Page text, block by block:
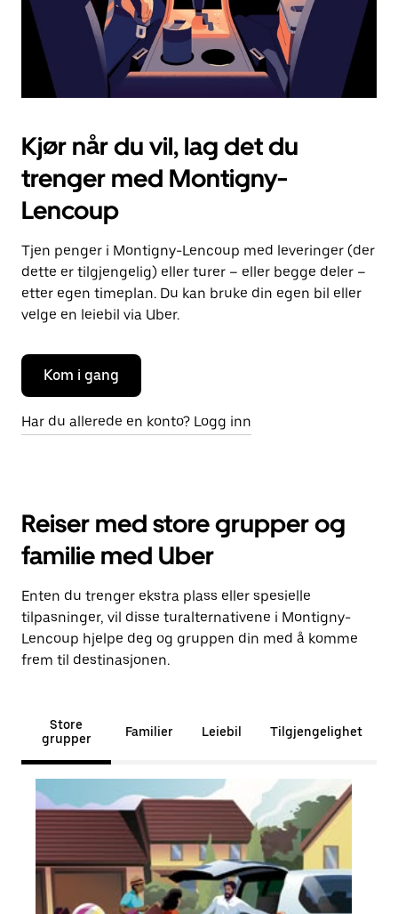
Kjør når du vil, lag det du
trenger med Montigny-
Lencoup
Tjen penger i Montigny-Lencoup med leveringer (der
dette er tilgjengelig) eller turer – eller begge deler –
etter egen timeplan. Du kan bruke din egen bil eller
velge en leiebil via Uber.
Kom i gang
Har du allerede en konto? Logg inn
Reiser med store grupper og
familie med Uber
Enten du trenger ekstra plass eller spesielle
tilpasninger, vil disse turalternativene i Montigny-
Lencoup hjelpe deg og gruppen din med å komme
frem til destinasjonen.
Store
grupper
Familier Leiebil Tilgjengelighet